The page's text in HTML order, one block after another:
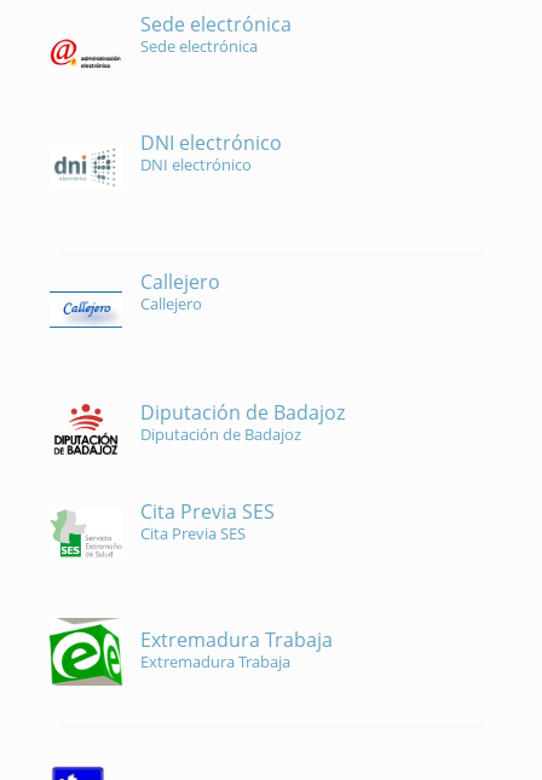
Sede electrónica
Sede electrónica
DNI electrónico
DNI electrónico
Callejero
Callejero
Diputación de Badajoz
Diputación de Badajoz
Cita Previa SES
Cita Previa SES
Extremadura Trabaja
Extremadura Trabaja